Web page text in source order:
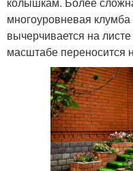
многоуровневая
вычерчивается на
масштабе переносится